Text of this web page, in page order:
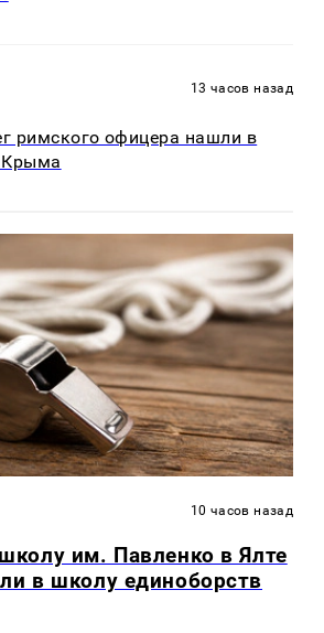
13 часов назад
римского офицера нашли в
Крыма
10 часов назад
им. Павленко в Ялте
в школу единоборств